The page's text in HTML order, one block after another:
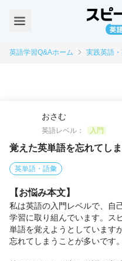
英語学習Q&Aホーム 実践英語
おさむ
英語レベル：
入門
覚えた英単語を忘れてし
英単語・語彙
【お悩み本文】
私は英語の入門レベルで、自
学習に取り組んでいます。ス
単語を覚えようとしています
忘れてしまうことが多いです。